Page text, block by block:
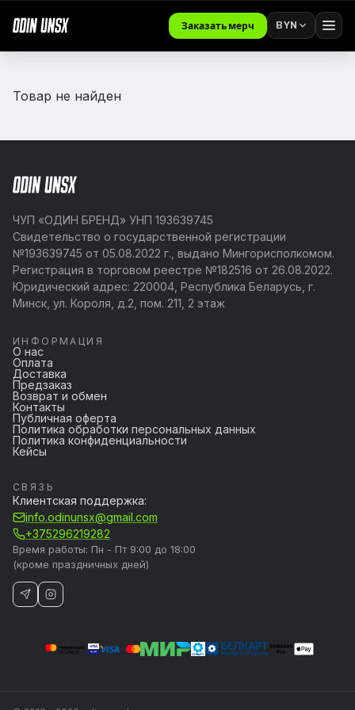
Заказать мерч BYN
Товар не найден
ЧУП «ОДИН БРЕНД» УНП 193639745
Свидетельство о государственной регистрации
№193639745 от 05.08.2022 г., выдано Мингорисполкомом.
Регистрация в торговом реестре №182516 от 26.08.2022.
Юридический адрес: 220004, Республика Беларусь, г.
Минск, ул. Короля, д.2, пом. 211, 2 этаж
ИНФОРМАЦИЯ
О нас
Оплата
Доставка
Предзаказ
Возврат и обмен
Контакты
Публичная оферта
Политика обработки персональных данных
Политика конфиденциальности
Кейсы
СВЯЗЬ
Клиентская поддержка:
info.odinunsx@gmail.com
+375296219282
Время работы: Пн - Пт 9:00 до 18:00
(кроме праздничных дней)